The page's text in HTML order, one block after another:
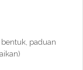
paduan